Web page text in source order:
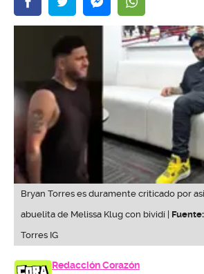
Bryan Torres es duramente criticado por
abuelita de Melissa Klug con bividí | Fuente:
Torres IG
Redacción Corazón